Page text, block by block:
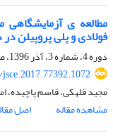
مطالعه ی
فولادی و پلی پروپیلن در
دوره 4، شماره 3، آذر 1396، صفحه
مجید قلهکی، قاسم پاچیده،
مشاهده مقاله
اصل